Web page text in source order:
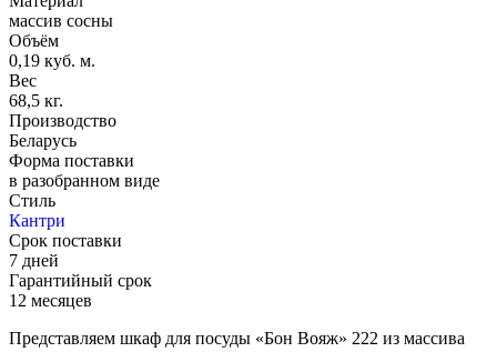
массив сосны
Объём
0,19 куб. м.
Вес
68,5 кг.
Производство
Беларусь
Форма поставки
в разобранном виде
Стиль
Кантри
Срок поставки
7 дней
Гарантийный срок
12 месяцев
Представляем шкаф для посуды «Бон Вояж» 222 из массива